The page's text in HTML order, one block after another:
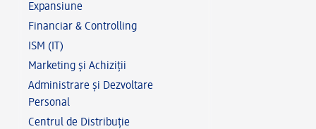
Expansiune
Financiar & Controlling
ISM (IT)
Marketing și Achiziții
Administrare și Dezvoltare
Personal
Centrul de Distribuție